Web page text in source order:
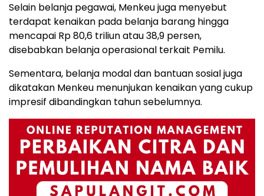
Selain belanja pegawai, Menkeu juga menyebut
terdapat kenaikan pada belanja barang hingga
mencapai Rp 80,6 triliun atau 38,9 persen,
disebabkan belanja operasional terkait Pemilu.
Sementara, belanja modal dan bantuan sosial juga
dikatakan Menkeu menunjukan kenaikan yang cukup
impresif dibandingkan tahun sebelumnya.